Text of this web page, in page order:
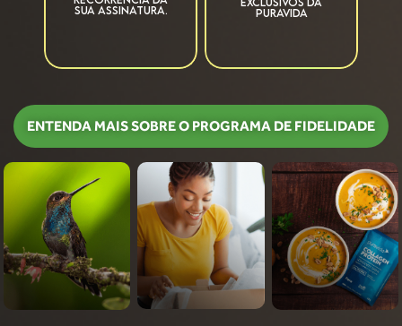
SUA ASSINATURA.
PURAVIDA
ENTENDA MAIS SOBRE O PROGRAMA DE FIDELIDADE